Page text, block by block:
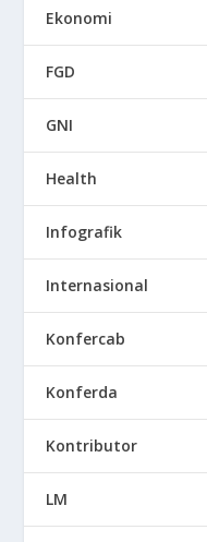
Ekonomi
FGD
GNI
Health
Infografik
Internasional
Konfercab
Konferda
Kontributor
LM